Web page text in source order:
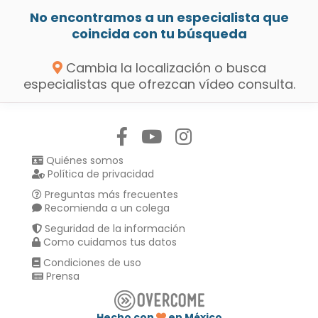
No encontramos a un especialista que
coincida con tu búsqueda
Cambia la localización o busca
especialistas que ofrezcan vídeo consulta.
Quiénes somos
Política de privacidad
Preguntas más frecuentes
Recomienda a un colega
Seguridad de la información
Como cuidamos tus datos
Condiciones de uso
Prensa